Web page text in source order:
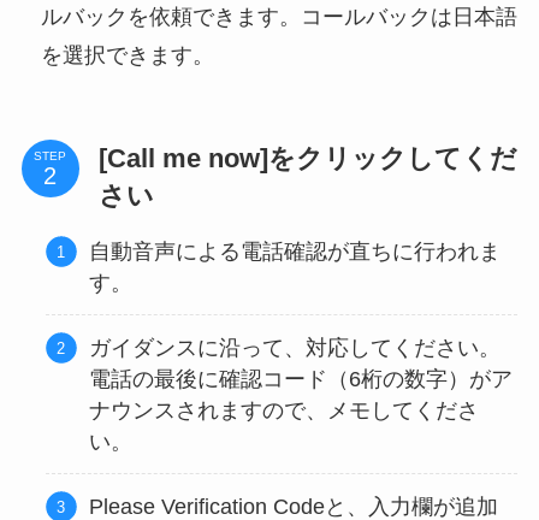
ルバックを依頼できます。コールバックは日本語
を選択できます。
STEP
[Call me now]をクリックしてくだ
さい
自動音声による電話確認が直ちに行われま
す。
ガイダンスに沿って、対応してください。
電話の最後に確認コード（6桁の数字）がア
ナウンスされますので、メモしてくださ
い。
Please Verification Codeと、入力欄が追加